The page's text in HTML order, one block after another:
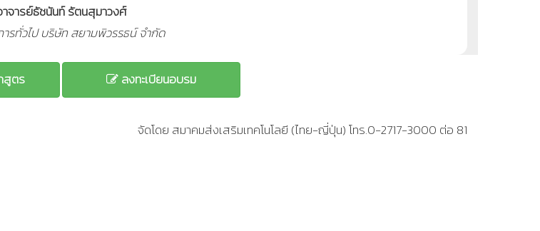
จารย์ธัชนันท์ รัตนสุมาวงศ์
รทั่วไป บริษัท สยามพิวรรธน์ จำกัด
สูตร ลงทะเบียนอบรม
จัดโดย สมาคมส่งเสริมเทคโนโลยี (ไทย-ญี่ปุ่น) โทร.0-2717-3000 ต่อ 81